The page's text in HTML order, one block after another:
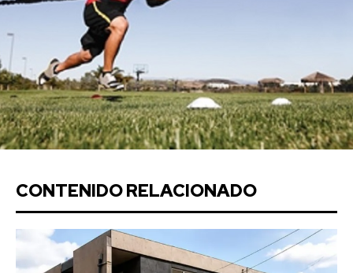
CONTENIDO RELACIONADO